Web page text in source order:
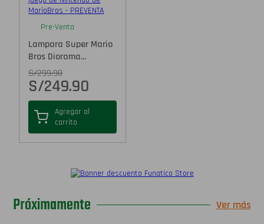
Pre-Venta
Lampara Super Mario
Bros Diorama...
S/299.90
S/249.90
Agregar al
carrito
Próximamente Ver más